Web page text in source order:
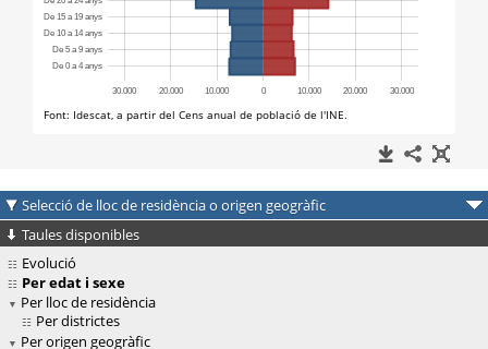
Selecció de lloc de residència o origen geogràfic
Taules disponibles
Evolució
Per edat i sexe
Per lloc de residència
Per districtes
Per origen geogràfic